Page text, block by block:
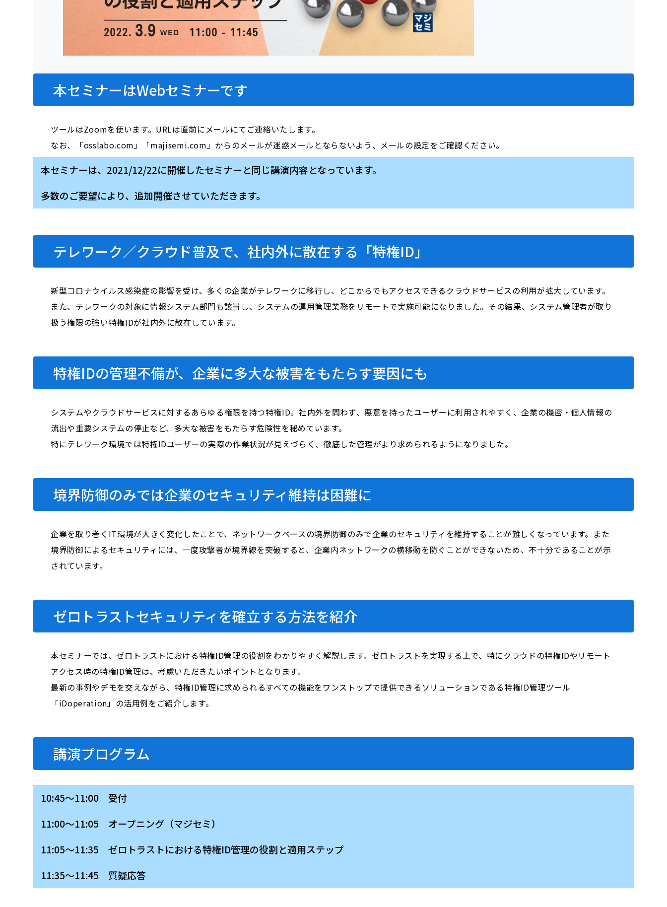
本セミナーはWebセミナーです
ツールはZoomを使います。URLは直前にメールにてご連絡いたします。
なお、「osslabo.com」「majisemi.com」からのメールが迷惑メールとならないよう、メールの設定をご確認ください。
本セミナーは、2021/12/22に開催したセミナーと同じ講演内容となっています。
多数のご要望により、追加開催させていただきます。
テレワーク／クラウド普及で、社内外に散在する「特権ID」
新型コロナウイルス感染症の影響を受け、多くの企業がテレワークに移行し、どこからでもアクセスできるクラウドサービスの利用が拡大しています。
また、テレワークの対象に情報システム部門も該当し、システムの運用管理業務をリモートで実施可能になりました。その結果、システム管理者が取り
扱う権限の強い特権IDが社内外に散在しています。
特権IDの管理不備が、企業に多大な被害をもたらす要因にも
システムやクラウドサービスに対するあらゆる権限を持つ特権ID。社内外を問わず、悪意を持ったユーザーに利用されやすく、企業の機密・個人情報の
流出や重要システムの停止など、多大な被害をもたらす危険性を秘めています。
特にテレワーク環境では特権IDユーザーの実際の作業状況が見えづらく、徹底した管理がより求められるようになりました。
境界防御のみでは企業のセキュリティ維持は困難に
企業を取り巻くIT環境が大きく変化したことで、ネットワークベースの境界防御のみで企業のセキュリティを維持することが難しくなっています。また
境界防御によるセキュリティには、一度攻撃者が境界線を突破すると、企業内ネットワークの横移動を防ぐことができないため、不十分であることが示
されています。
ゼロトラストセキュリティを確立する方法を紹介
本セミナーでは、ゼロトラストにおける特権ID管理の役割をわかりやすく解説します。ゼロトラストを実現する上で、特にクラウドの特権IDやリモート
アクセス時の特権ID管理は、考慮いただきたいポイントとなります。
最新の事例やデモを交えながら、特権ID管理に求められるすべての機能をワンストップで提供できるソリューションである特権ID管理ツール
「iDoperation」の活用例をご紹介します。
講演プログラム
10:45～11:00 受付
11:00～11:05 オープニング（マジセミ）
11:05～11:35 ゼロトラストにおける特権ID管理の役割と適用ステップ
11:35～11:45 質疑応答